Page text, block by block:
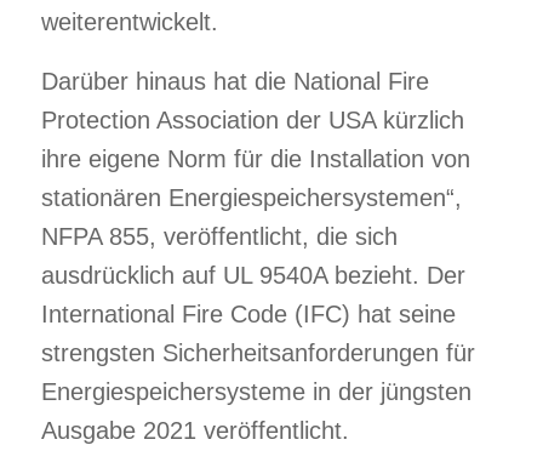
weiterentwickelt.
Darüber hinaus hat die National Fire
Protection Association der USA kürzlich
ihre eigene Norm für die Installation von
stationären Energiespeichersystemen“,
NFPA 855, veröffentlicht, die sich
ausdrücklich auf UL 9540A bezieht. Der
International Fire Code (IFC) hat seine
strengsten Sicherheitsanforderungen für
Energiespeichersysteme in der jüngsten
Ausgabe 2021 veröffentlicht.